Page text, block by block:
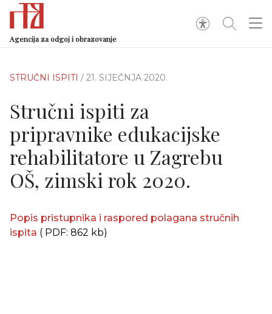
Agencija za odgoj i obrazovanje
STRUČNI ISPITI / 21. SIJEČNJA 2020.
Stručni ispiti za
pripravnike edukacijske
rehabilitatore u Zagrebu
OŠ, zimski rok 2020.
Popis pristupnika i raspored polagana stručnih
ispita ( PDF: 862 kb)